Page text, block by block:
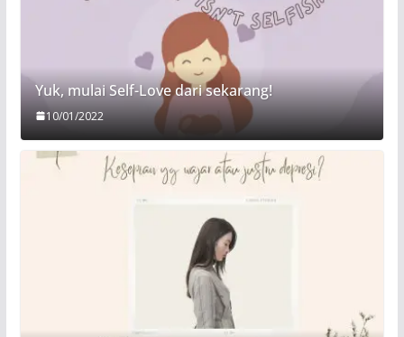
Yuk, mulai Self-Love dari sekarang!
10/01/2022